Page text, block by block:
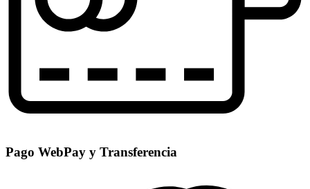
Pago WebPay y Transferencia